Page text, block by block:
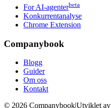
For AI-agenterbeta
Konkurrentanalyse
Chrome Extension
Companybook
Blogg
Guider
Om oss
Kontakt
© 2026 Companybook|Utviklet av